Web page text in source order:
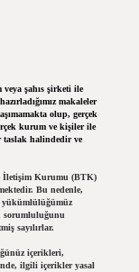
şahıs şirketi ile
makaleler
olup, gerçek
kurum ve kişiler ile
taslak halindedir ve
İletişim Kurumu (BTK)
Bu nedenle,
yükümlülüğümüz
sorumluluğunu
sayılırlar.
içerikleri,
ilgili içerikler yasal